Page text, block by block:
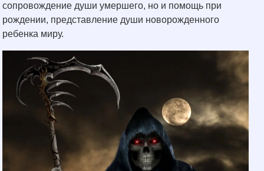
сопровождение души умершего, но и помощь при
рождении, представление души новорожденного
ребенка миру.